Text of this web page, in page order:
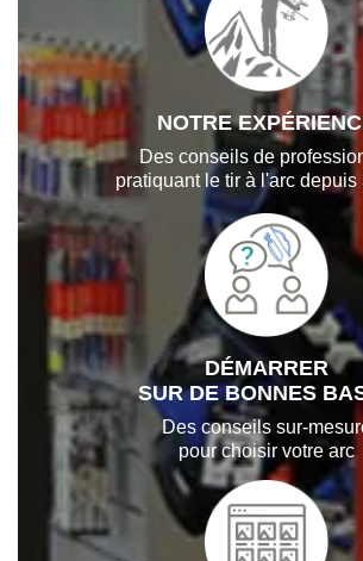
NOTRE
Des conseils de
pratiquant le tir à l'arc depuis
DÉMARRER
SUR DE BONNES
Des conseils sur-
pour choisir votre arc